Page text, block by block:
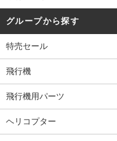
グループから探す
特売セール
飛行機
飛行機用パーツ
ヘリコプター